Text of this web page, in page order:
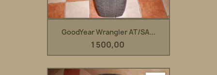
GoodYear Wrangler AT/SA...
1 500,00